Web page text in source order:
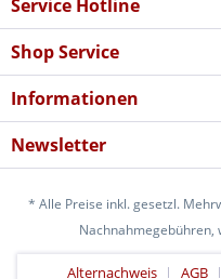
Service Hotline
Shop Service
Informationen
Newsletter
* Alle Preise inkl. gesetzl.
Nachnahmegebühren,
Alternachweis AGB